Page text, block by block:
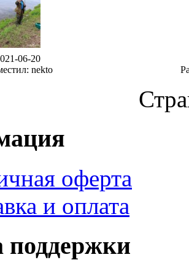
06-20
nekto
оферта
и оплата
поддержки